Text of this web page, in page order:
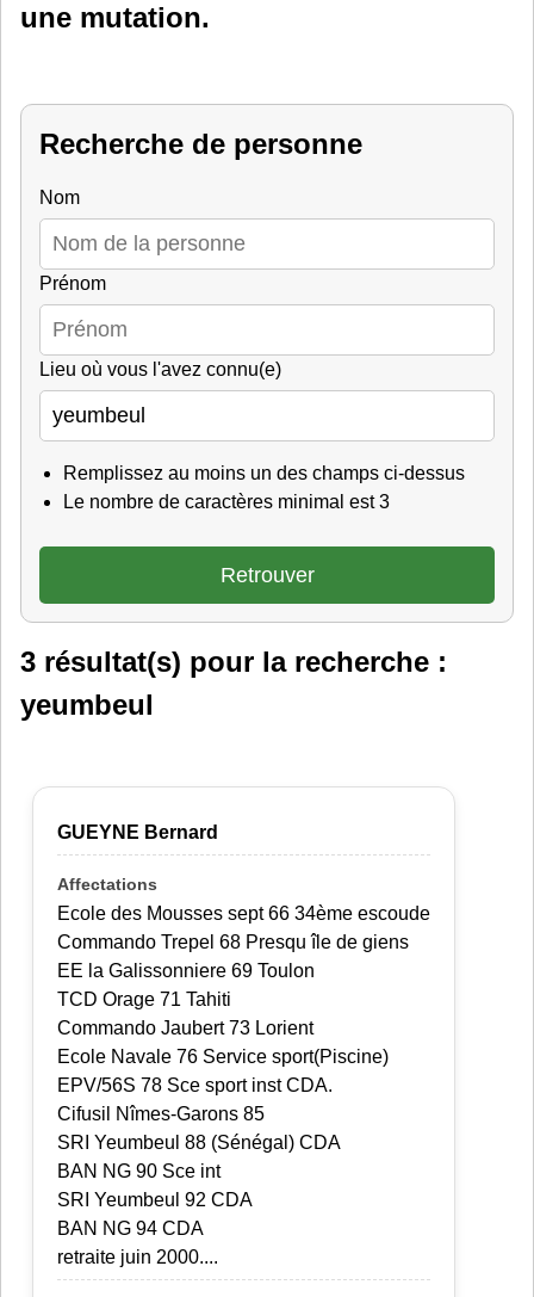
une mutation.
Recherche de personne
Nom
Prénom
Lieu où vous l'avez connu(e)
Remplissez au moins un des champs ci-dessus
Le nombre de caractères minimal est 3
3 résultat(s) pour la recherche :
yeumbeul
GUEYNE Bernard
Ecole des Mousses sept 66 34ème escoude
Commando Trepel 68 Presqu île de giens
EE la Galissonniere 69 Toulon
TCD Orage 71 Tahiti
Commando Jaubert 73 Lorient
Ecole Navale 76 Service sport(Piscine)
EPV/56S 78 Sce sport inst CDA.
Cifusil Nîmes-Garons 85
SRI Yeumbeul 88 (Sénégal) CDA
BAN NG 90 Sce int
SRI Yeumbeul 92 CDA
BAN NG 94 CDA
retraite juin 2000....